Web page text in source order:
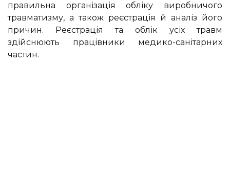
правильна організація обліку виробничого
травматизму, а також реєстрація й аналіз його
причин. Реєстрація та облік усіх травм
здійснюють працівники медико-санітарних
частин.